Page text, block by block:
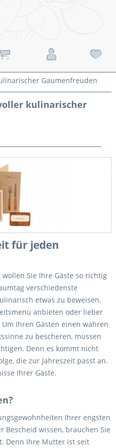
Gaumenfreuden
kulinarischer
für jeden
Sie Ihre Gäste so richtig
verschiedenste
etwas zu beweisen.
anbieten oder lieber
Ihren Gästen einen wahren
zu bescheren, müssen
Denn es kommt nicht
die zur Jahreszeit passt an.
Ihrer Gäste.
Ihrer engsten
Bescheid wissen, brauchen Sie
Denn Ihre Mutter ist seit